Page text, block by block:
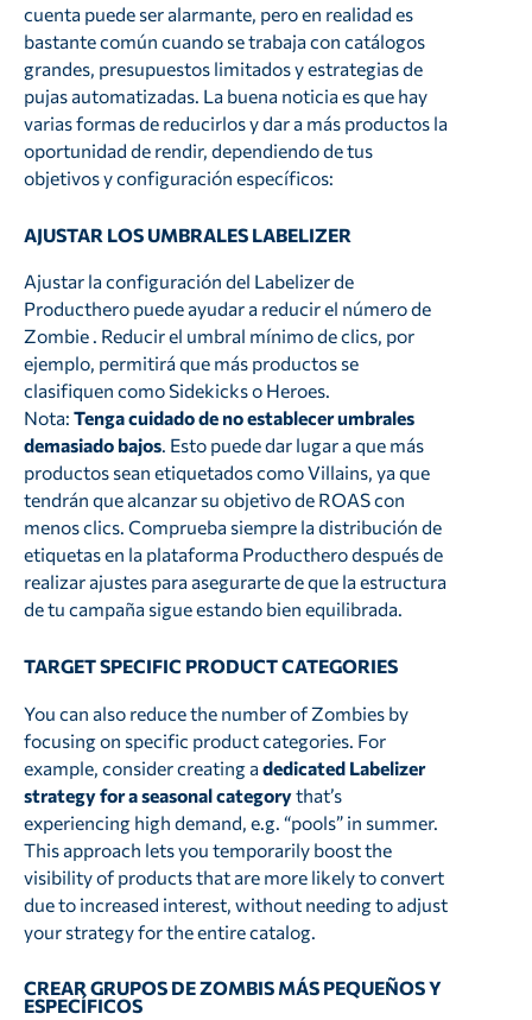
cuenta puede ser alarmante, pero en realidad es
bastante común cuando se trabaja con catálogos
grandes, presupuestos limitados y estrategias de
pujas automatizadas. La buena noticia es que hay
varias formas de reducirlos y dar a más productos la
oportunidad de rendir, dependiendo de tus
objetivos y configuración específicos:
AJUSTAR LOS UMBRALES LABELIZER
Ajustar la configuración del Labelizer de
Producthero puede ayudar a reducir el número de
Zombie . Reducir el umbral mínimo de clics, por
ejemplo, permitirá que más productos se
clasifiquen como Sidekicks o Heroes.
Nota: Tenga cuidado de no establecer umbrales
demasiado bajos. Esto puede dar lugar a que más
productos sean etiquetados como Villains, ya que
tendrán que alcanzar su objetivo de ROAS con
menos clics. Comprueba siempre la distribución de
etiquetas en la plataforma Producthero después de
realizar ajustes para asegurarte de que la estructura
de tu campaña sigue estando bien equilibrada.
TARGET SPECIFIC PRODUCT CATEGORIES
You can also reduce the number of Zombies by
focusing on specific product categories. For
example, consider creating a dedicated Labelizer
strategy for a seasonal categorythat’s
experiencing high demand, e.g. “pools” in summer.
This approach lets you temporarily boost the
visibility of products that are more likely to convert
due to increased interest, without needing to adjust
your strategy for the entire catalog.
CREAR GRUPOS DE ZOMBIS MÁS PEQUEÑOS Y
ESPECÍFICOS